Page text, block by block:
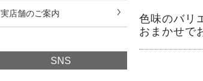
実店舗のご案内
SNS
色味のバリ
おまかせで